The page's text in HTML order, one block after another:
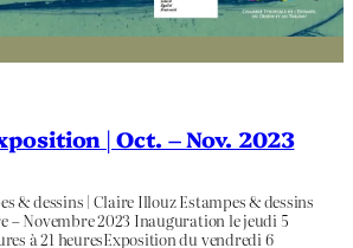
| Oct. – Nov. 2023
& dessins | Claire Illouz Estampes & dessins
– Novembre 2023 Inauguration le jeudi 5
à 21 heuresExposition du vendredi 6